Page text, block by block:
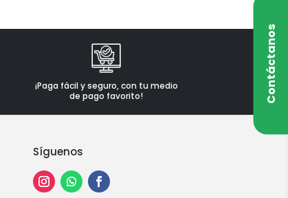
¡Paga fácil y seguro, con tu medio
de pago favorito!
Contáctanos
Síguenos